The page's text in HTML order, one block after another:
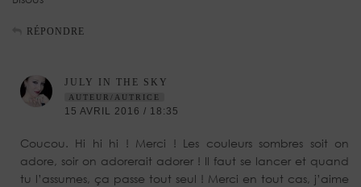
RÉPONDRE
JULY IN THE SKY
AUTEUR/AUTRICE
15 AVRIL 2016 / 18:35
Coucou. Hi hi hi ! Merci ! Les couleurs sombres soit on
adore, soir on adorerait adorer ! Il faut se lancer et quand
tu l’assumes, ça passe tout seul ! Merci en tout cas, j’aime